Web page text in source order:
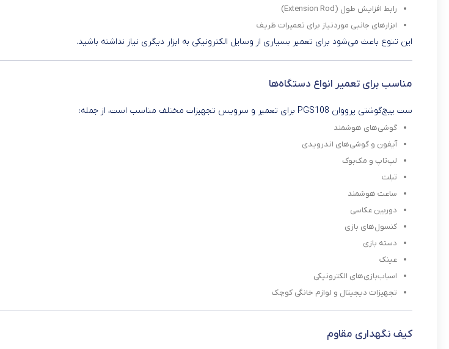
رابط افزایش طول (Extension Rod)
ابزارهای جانبی موردنیاز برای تعمیرات ظریف
این تنوع باعث می‌شود برای تعمیر بسیاری از وسایل الکترونیکی به ابزار دیگری نیاز نداشته باشید.
مناسب برای تعمیر انواع دستگاه‌ها
ست پیچ‌گوشتی پرووان PGS108 برای تعمیر و سرویس تجهیزات مختلف مناسب است، از جمله:
گوشی‌های هوشمند
آیفون و گوشی‌های اندرویدی
لپ‌تاپ و مک‌بوک
تبلت
ساعت هوشمند
دوربین عکاسی
کنسول‌های بازی
دسته بازی
عینک
اسباب‌بازی‌های الکترونیکی
تجهیزات دیجیتال و لوازم خانگی کوچک
کیف نگهداری مقاوم